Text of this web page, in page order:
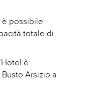
è possibile
totale di
è
Arsizio a